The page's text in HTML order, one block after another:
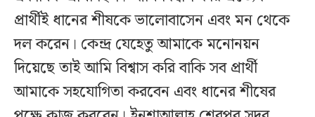
প্রার্থীই ধানের শীষকে ভালোবাসেন এবং মন থেকে
দল করেন। কেন্দ্র যেহেতু আমাকে মনোনয়ন
দিয়েছে তাই আমি বিশ্বাস করি বাকি সব প্রার্থী
আমাকে সহযোগিতা করবেন এবং ধানের শীষের